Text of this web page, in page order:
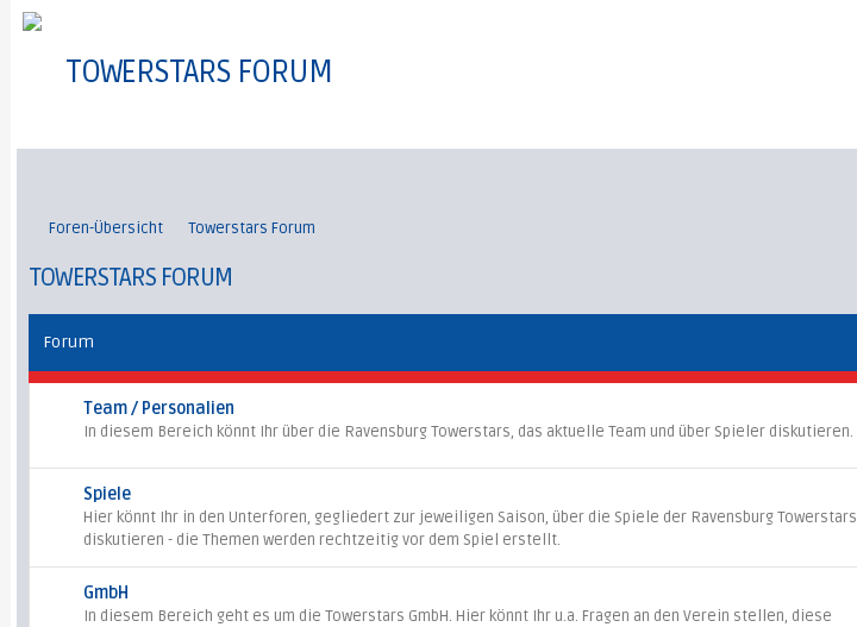
TOWERSTARS FORUM
Foren-Übersicht Towerstars Forum
TOWERSTARS FORUM
Forum
Team / Personalien
In diesem Bereich könnt Ihr über die Ravensburg Towerstars, das aktuelle Team und über Spieler diskutieren.
Spiele
Hier könnt Ihr in den Unterforen, gegliedert zur jeweiligen Saison, über die Spiele der Ravensburg Towerstars
diskutieren - die Themen werden rechtzeitig vor dem Spiel erstellt.
GmbH
In diesem Bereich geht es um die Towerstars GmbH. Hier könnt Ihr u.a. Fragen an den Verein stellen, diese